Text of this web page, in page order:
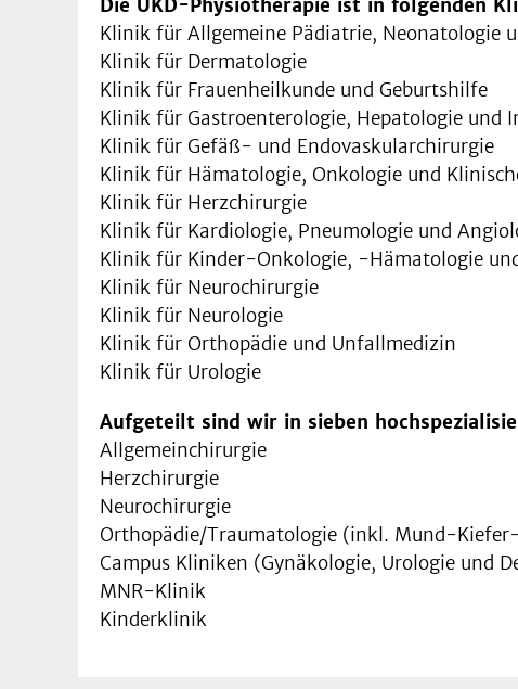
Die UKD-Physiotherapie ist in folgenden
Klinik für Allgemeine Pädiatrie, Neonatologie
Klinik für Dermatologie
Klinik für Frauenheilkunde und Geburtshilfe
Klinik für Gastroenterologie, Hepatologie und
Klinik für Gefäß- und Endovaskularchirurgie
Klinik für Hämatologie, Onkologie und
Klinik für Herzchirurgie
Klinik für Kardiologie, Pneumologie und
Klinik für Kinder-Onkologie, -Hämatologie
Klinik für Neurochirurgie
Klinik für Neurologie
Klinik für Orthopädie und Unfallmedizin
Klinik für Urologie
Aufgeteilt sind wir in sieben
Allgemeinchirurgie
Herzchirurgie
Neurochirurgie
Orthopädie/Traumatologie (inkl. Mund-
Campus Kliniken (Gynäkologie, Urologie und
MNR-Klinik
Kinderklinik